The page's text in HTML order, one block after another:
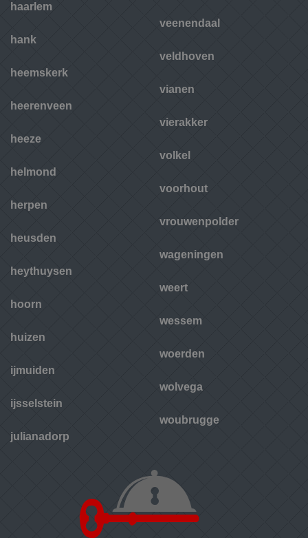
haarlem
hank
heemskerk
heerenveen
heeze
helmond
herpen
heusden
heythuysen
hoorn
huizen
ijmuiden
ijsselstein
julianadorp
veenendaal
veldhoven
vianen
vierakker
volkel
voorhout
vrouwenpolder
wageningen
weert
wessem
woerden
wolvega
woubrugge